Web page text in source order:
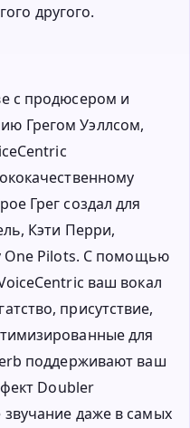
другого.
с продюсером и
Грегом Уэллсом,
Грег создал для
Кэти Перри,
One Pilots. С помощью
ваш вокал
присутствие,
для
поддерживают ваш
Doubler
звучание даже в самых